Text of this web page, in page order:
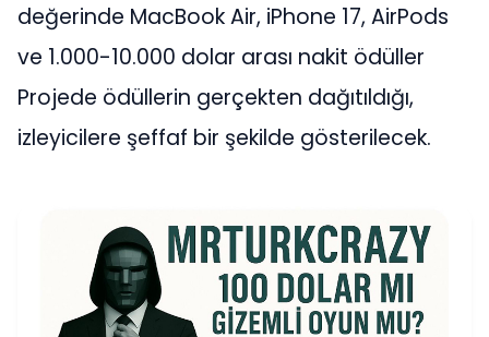
değerinde MacBook Air, iPhone 17, AirPods
ve 1.000-10.000 dolar arası nakit ödüller
Projede ödüllerin gerçekten dağıtıldığı,
izleyicilere şeffaf bir şekilde gösterilecek.